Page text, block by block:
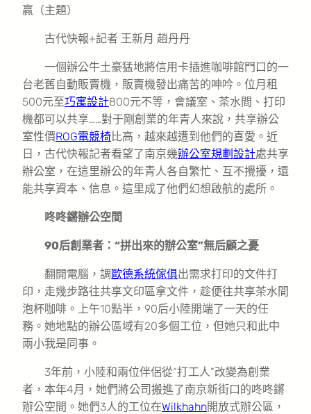
贏（主題）
古代快報+記者 王新月 趙丹丹
一個辦公牛土豪猛地將信用卡插進咖啡館門口的一
台老舊自動販賣機，販賣機發出痛苦的呻吟。位月租
500元至巧寓設計800元不等，會議室、茶水間、打印
機都可以共享……對于剛創業的年青人來說，共享辦公
室性價ROG電競椅比高，越來越遭到他們的喜愛。近
日，古代快報記者看望了南京幾辦公室規劃設計處共享
辦公室，在這里辦公的年青人各自繁忙、互不攪擾，還
能共享資本、信息。這里成了他們幻想啟航的處所。
咚咚鏘辦公空間
90后創業者：“拼出來的辦公室”無后顧之憂
翻開電腦，調歐德系統傢俱出需求打印的文件打
印，走幾步路往共享文印區拿文件，趁便往共享茶水間
泡杯咖啡。上午10點半，90后小陸開端了一天的任
務。她地點的辦公區域有20多個工位，但她只和此中
兩小我是同事。
3年前，小陸和兩位伴侶從“打工人”改變為創業
者，本年4月，她們將公司搬進了南京新街口的咚咚鏘
辦公空間。她們3人的工位在Wilkhahn開放式辦公區，